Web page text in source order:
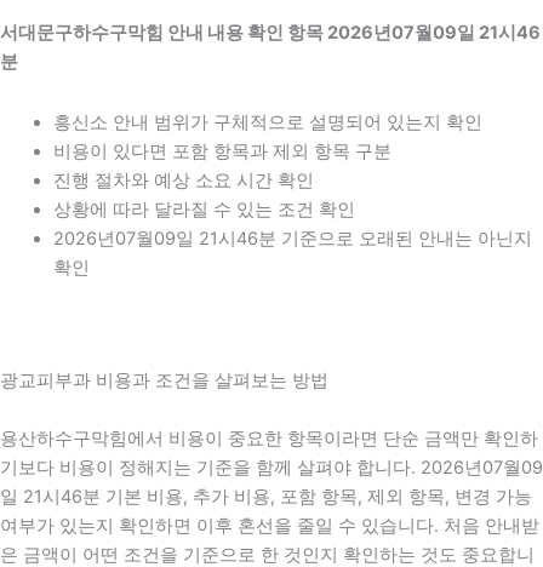
서대문구하수구막힘 안내 내용 확인 항목 2026년07월09일 21시46
분
흥신소 안내 범위가 구체적으로 설명되어 있는지 확인
비용이 있다면 포함 항목과 제외 항목 구분
진행 절차와 예상 소요 시간 확인
상황에 따라 달라질 수 있는 조건 확인
2026년07월09일 21시46분 기준으로 오래된 안내는 아닌지
확인
광교피부과 비용과 조건을 살펴보는 방법
용산하수구막힘에서 비용이 중요한 항목이라면 단순 금액만 확인하
기보다 비용이 정해지는 기준을 함께 살펴야 합니다. 2026년07월09
일 21시46분 기본 비용, 추가 비용, 포함 항목, 제외 항목, 변경 가능
여부가 있는지 확인하면 이후 혼선을 줄일 수 있습니다. 처음 안내받
은 금액이 어떤 조건을 기준으로 한 것인지 확인하는 것도 중요합니